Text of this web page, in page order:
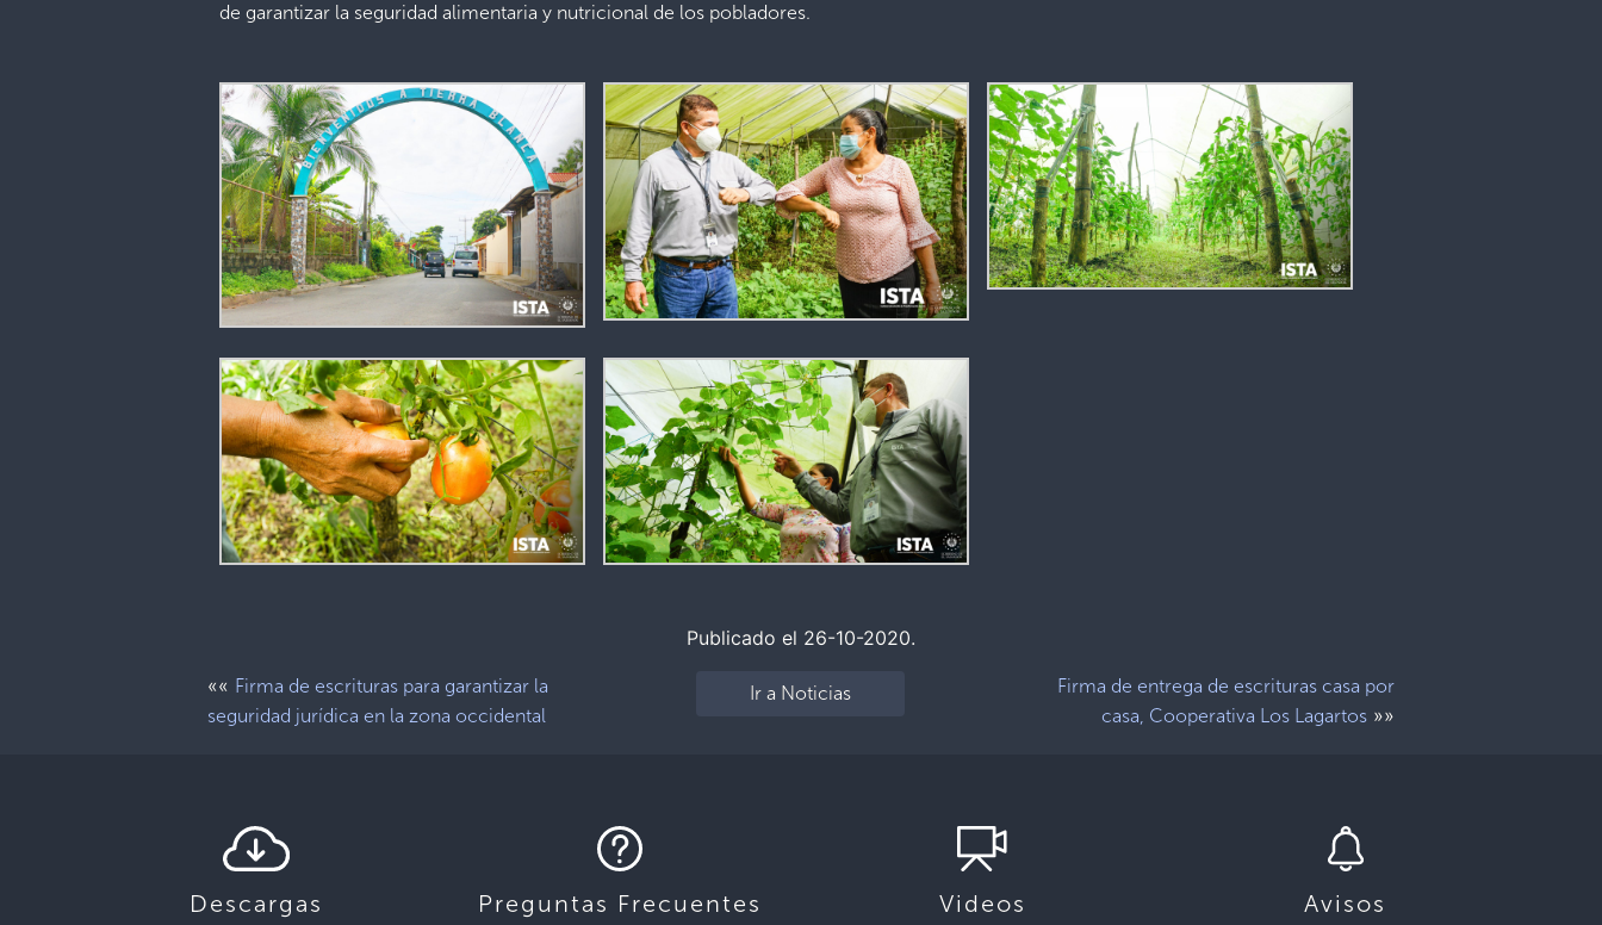
de garantizar la seguridad alimentaria y nutricional de los pobladores.
Publicado el 26-10-2020.
«« Firma de escrituras para garantizar la
seguridad jurídica en la zona occidental
Ir a Noticias
Firma de entrega de escrituras casa por
casa, Cooperativa Los Lagartos»»
Descargas Preguntas Frecuentes Videos Avisos